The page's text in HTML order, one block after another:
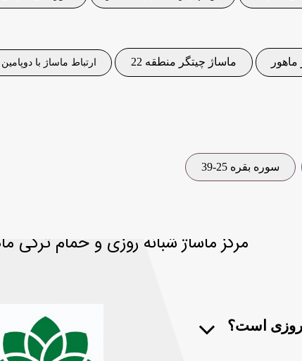
ماساژ چیتگر منطقه 22 ارتباط ماساژ با دوپامین
سوره بقره 25-39
مرکز ماساژ شبانه روزی و حمام ترکی
روزی است؟